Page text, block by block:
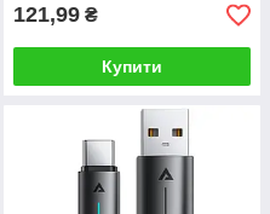
121,99 ₴
Купити